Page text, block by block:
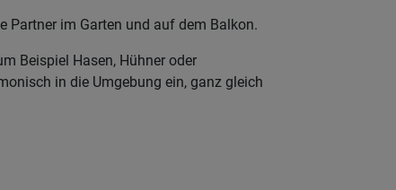
Partner im Garten und auf dem Balkon.
Beispiel Hasen, Hühner oder
in die Umgebung ein, ganz gleich